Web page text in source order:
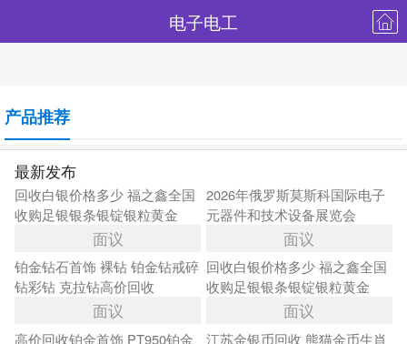
电子电工
产品推荐
最新发布
回收白银价格多少 福之鑫全国
收购足银银条银锭银粒黄金
面议
2026年俄罗斯莫斯科国际电子
元器件和技术设备展览会
面议
铂金钻石首饰 裸钻 铂金钻戒碎
钻彩钻 克拉钻高价回收
面议
回收白银价格多少 福之鑫全国
收购足银银条银锭银粒黄金
面议
高价回收铂金首饰 PT950铂金
江苏金银币回收 熊猫金币生肖